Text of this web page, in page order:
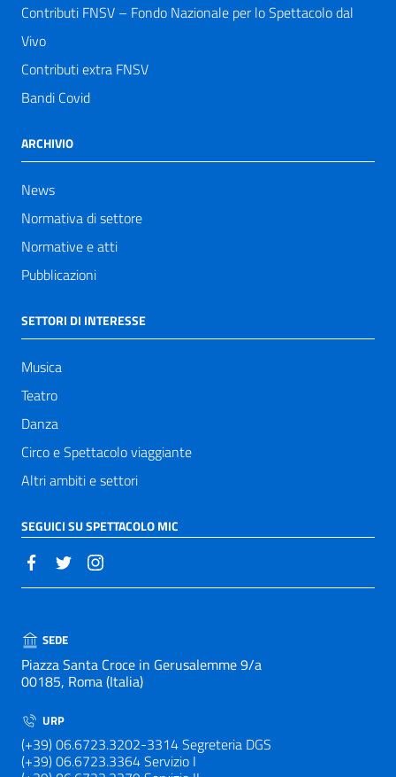
Contributi FNSV – Fondo Nazionale per lo Spettacolo dal
Vivo
Contributi extra FNSV
Bandi Covid
ARCHIVIO
News
Normativa di settore
Normative e atti
Pubblicazioni
SETTORI DI INTERESSE
Musica
Teatro
Danza
Circo e Spettacolo viaggiante
Altri ambiti e settori
SEGUICI SU SPETTACOLO MIC
SEDE
Piazza Santa Croce in Gerusalemme 9/a
00185, Roma (Italia)
URP
(+39) 06.6723.3202-3314 Segreteria DGS
(+39) 06.6723.3364 Servizio I